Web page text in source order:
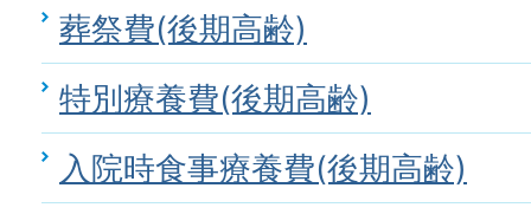
葬祭費(後期高齢)
特別療養費(後期高齢)
入院時食事療養費(後期高齢)